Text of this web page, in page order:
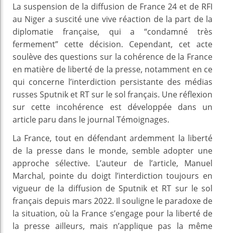
La suspension de la diffusion de France 24 et de RFI
au Niger a suscité une vive réaction de la part de la
diplomatie française, qui a “condamné très
fermement” cette décision. Cependant, cet acte
soulève des questions sur la cohérence de la France
en matière de liberté de la presse, notamment en ce
qui concerne l’interdiction persistante des médias
russes Sputnik et RT sur le sol français. Une réflexion
sur cette incohérence est développée dans un
article paru dans le journal Témoignages.
La France, tout en défendant ardemment la liberté
de la presse dans le monde, semble adopter une
approche sélective. L’auteur de l’article, Manuel
Marchal, pointe du doigt l’interdiction toujours en
vigueur de la diffusion de Sputnik et RT sur le sol
français depuis mars 2022. Il souligne le paradoxe de
la situation, où la France s’engage pour la liberté de
la presse ailleurs, mais n’applique pas la même